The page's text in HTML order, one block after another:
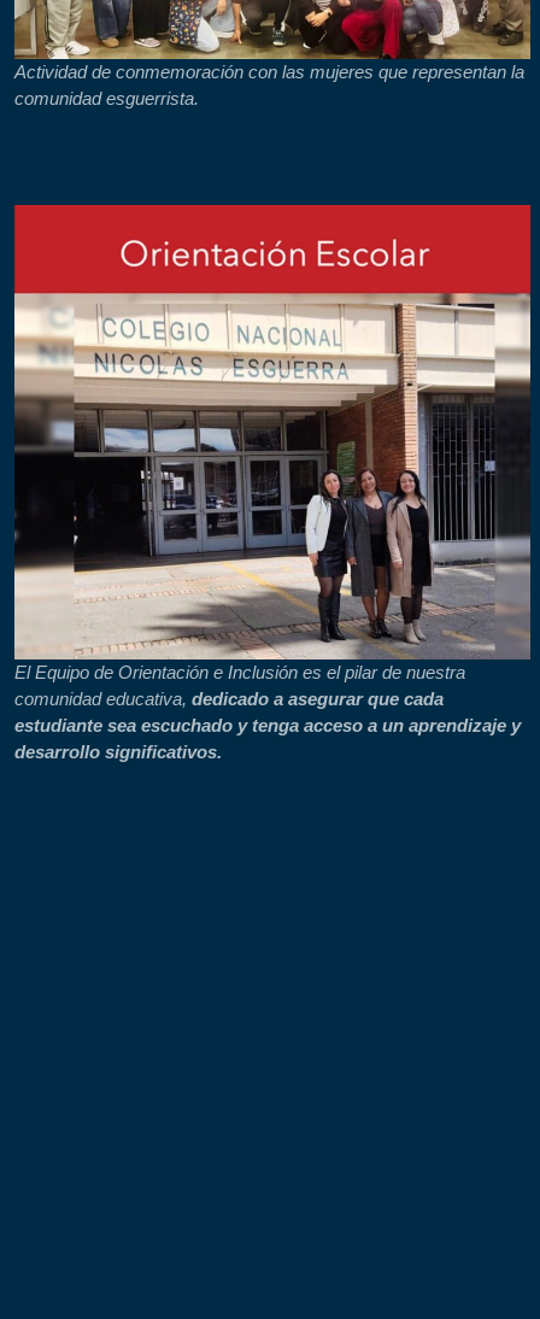
Actividad de conmemoración con las mujeres que representan la
comunidad esguerrista.
El Equipo de Orientación e Inclusión es el pilar de nuestra
comunidad educativa, dedicado a asegurar que cada
estudiante sea escuchado y tenga acceso a un aprendizaje y
desarrollo significativos.